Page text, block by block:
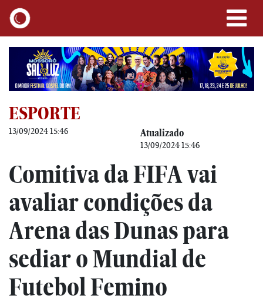
ESPORTE
13/09/2024 15:46 Atualizado
13/09/2024 15:46
Comitiva da FIFA vai
avaliar condições da
Arena das Dunas para
sediar o Mundial de
Futebol Femino